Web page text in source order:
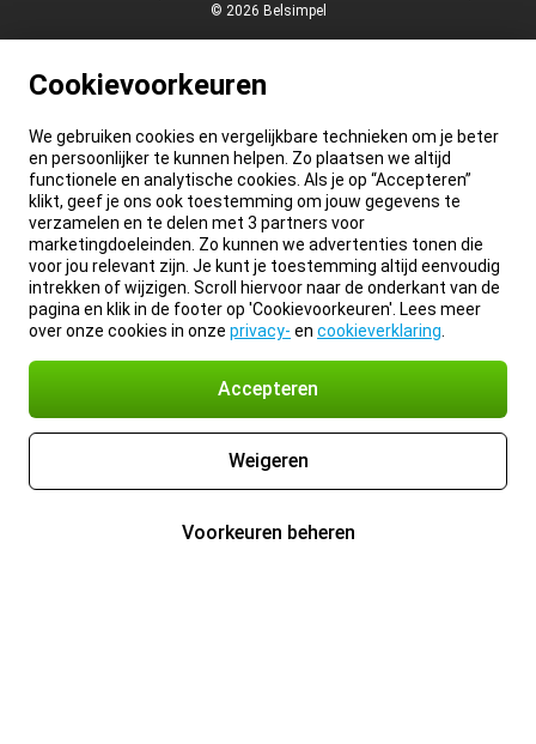
© 2026 Belsimpel
Cookievoorkeuren
We gebruiken cookies en vergelijkbare technieken om je beter
en persoonlijker te kunnen helpen. Zo plaatsen we altijd
functionele en analytische cookies. Als je op “Accepteren”
klikt, geef je ons ook toestemming om jouw gegevens te
verzamelen en te delen met 3 partners voor
marketingdoeleinden. Zo kunnen we advertenties tonen die
voor jou relevant zijn. Je kunt je toestemming altijd eenvoudig
intrekken of wijzigen. Scroll hiervoor naar de onderkant van de
pagina en klik in de footer op 'Cookievoorkeuren'. Lees meer
over onze cookies in onze privacy- en cookieverklaring
Accepteren
Weigeren
Voorkeuren beheren